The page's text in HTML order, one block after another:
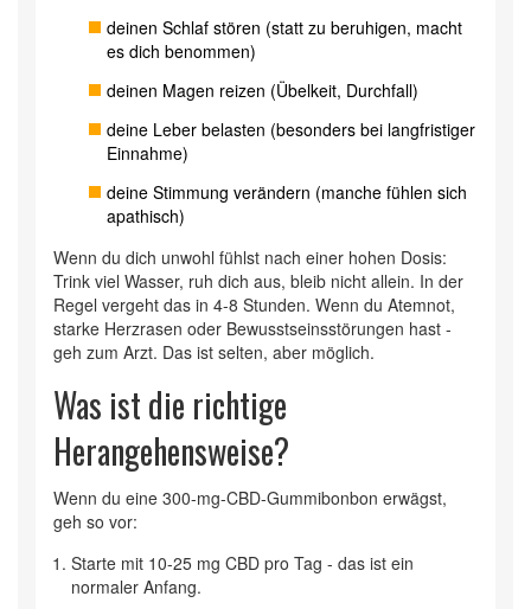
deinen Schlaf stören (statt zu beruhigen, macht
es dich benommen)
deinen Magen reizen (Übelkeit, Durchfall)
deine Leber belasten (besonders bei langfristiger
Einnahme)
deine Stimmung verändern (manche fühlen sich
apathisch)
Wenn du dich unwohl fühlst nach einer hohen Dosis:
Trink viel Wasser, ruh dich aus, bleib nicht allein. In der
Regel vergeht das in 4-8 Stunden. Wenn du Atemnot,
starke Herzrasen oder Bewusstseinsstörungen hast -
geh zum Arzt. Das ist selten, aber möglich.
Was ist die richtige
Herangehensweise?
Wenn du eine 300-mg-CBD-Gummibonbon erwägst,
geh so vor:
Starte mit 10-25 mg CBD pro Tag - das ist ein
normaler Anfang.